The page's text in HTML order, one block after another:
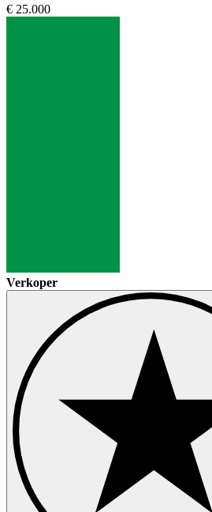
€ 25.000
Verkoper